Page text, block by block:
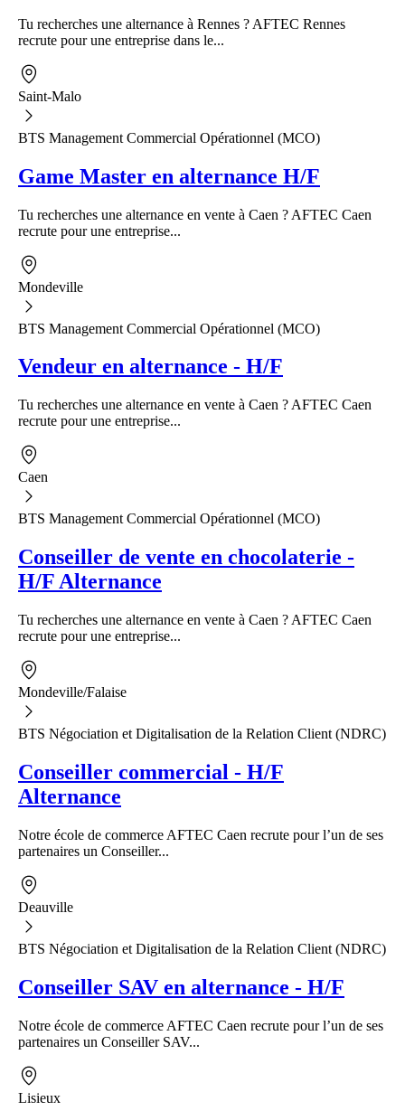
Tu recherches une alternance à Rennes ? AFTEC Rennes
recrute pour une entreprise dans le...
Saint-Malo
BTS Management Commercial Opérationnel (MCO)
Game Master en alternance H/F
Tu recherches une alternance en vente à Caen ? AFTEC Caen
recrute pour une entreprise...
Mondeville
BTS Management Commercial Opérationnel (MCO)
Vendeur en alternance - H/F
Tu recherches une alternance en vente à Caen ? AFTEC Caen
recrute pour une entreprise...
Caen
BTS Management Commercial Opérationnel (MCO)
Conseiller de vente en chocolaterie -
H/F Alternance
Tu recherches une alternance en vente à Caen ? AFTEC Caen
recrute pour une entreprise...
Mondeville/Falaise
BTS Négociation et Digitalisation de la Relation Client (NDRC)
Conseiller commercial - H/F
Alternance
Notre école de commerce AFTEC Caen recrute pour l’un de ses
partenaires un Conseiller...
Deauville
BTS Négociation et Digitalisation de la Relation Client (NDRC)
Conseiller SAV en alternance - H/F
Notre école de commerce AFTEC Caen recrute pour l’un de ses
partenaires un Conseiller SAV...
Lisieux